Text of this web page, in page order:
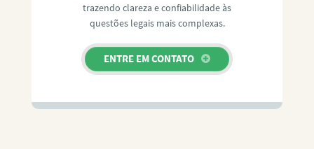
trazendo clareza e confiabilidade às
questões legais mais complexas.
ENTRE EM CONTATO